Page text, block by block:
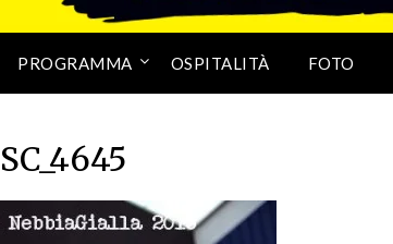
PROGRAMMA OSPITALITÀ FOTO